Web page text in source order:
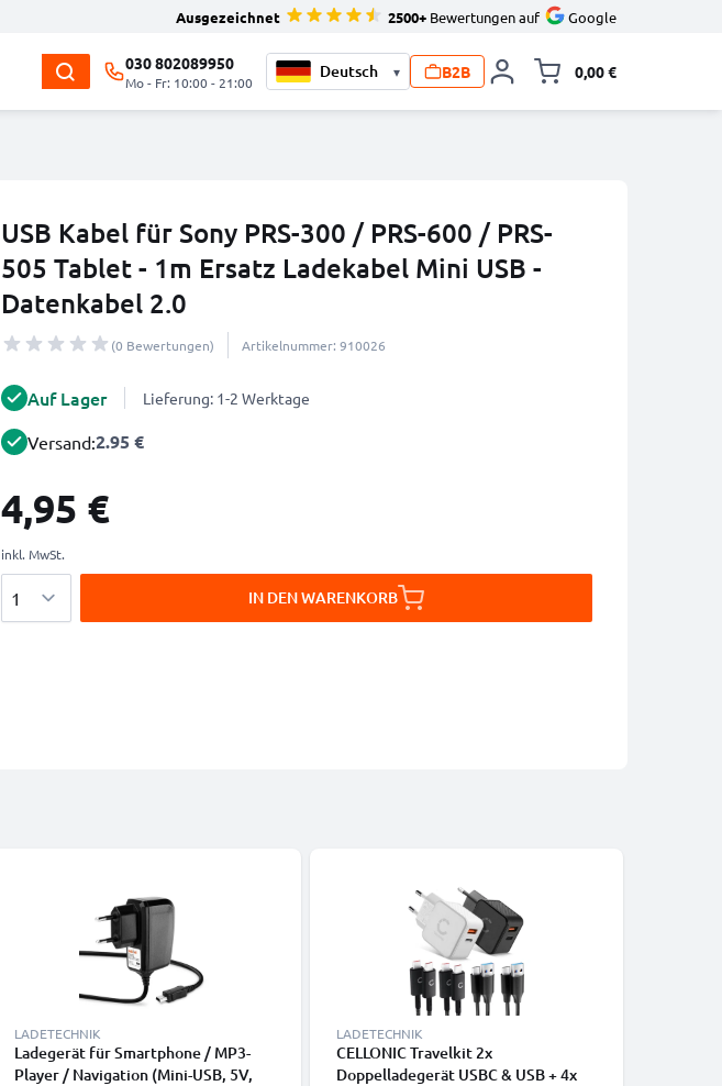
Ausgezeichnet 2500+ Bewertungen auf Google
030 802089950
Mo - Fr: 10:00 - 21:00
▾ B2B 0,00 €
USB Kabel für Sony PRS-300 / PRS-600 / PRS-
505 Tablet - 1m Ersatz Ladekabel Mini USB -
Datenkabel 2.0
(0 Bewertungen) Artikelnummer: 910026
Auf Lager Lieferung: 1-2 Werktage
Versand:2.95 €
4,95 €
inkl. MwSt.
IN DEN WARENKORB
LADETECHNIK
Ladegerät für Smartphone / MP3-
Player / Navigation (Mini-USB, 5V,
LADETECHNIK
CELLONIC Travelkit 2x
Doppelladegerät USBC & USB + 4x